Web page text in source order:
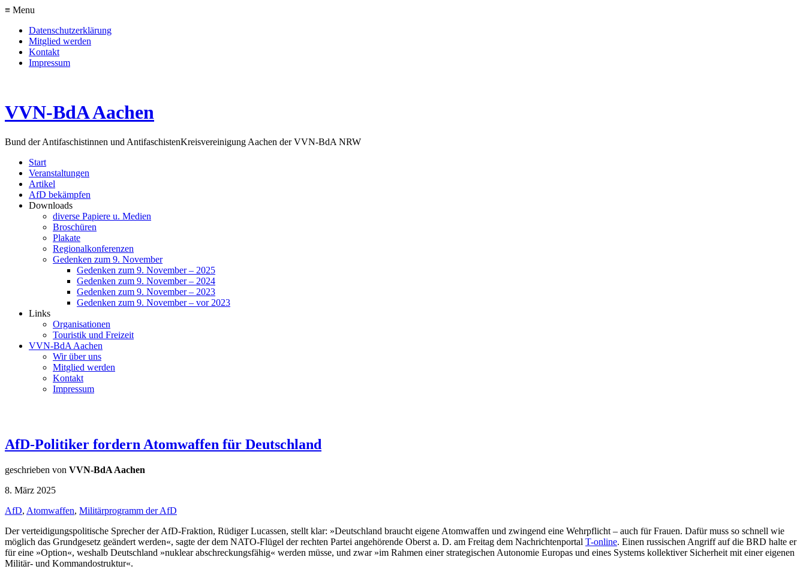
≡ Menu
Datenschutzerklärung
Mitglied werden
Kontakt
Impressum
VVN-BdA Aachen
Bund der Antifaschistinnen und AntifaschistenKreisvereinigung Aachen der VVN-BdA NRW
Start
Veranstaltungen
Artikel
AfD bekämpfen
Downloads
diverse Papiere u. Medien
Broschüren
Plakate
Regionalkonferenzen
Gedenken zum 9. November
Gedenken zum 9. November – 2025
Gedenken zum 9. November – 2024
Gedenken zum 9. November – 2023
Gedenken zum 9. November – vor 2023
Links
Organisationen
Touristik und Freizeit
VVN-BdA Aachen
Wir über uns
Mitglied werden
Kontakt
Impressum
AfD-Politiker fordern Atomwaffen für Deutschland
geschrieben von VVN-BdA Aachen
8. März 2025
AfD, Atomwaffen, Militärprogramm der AfD
Der verteidigungspolitische Sprecher der AfD-Fraktion, Rüdiger Lucassen, stellt klar: »Deutschland braucht eigene Atomwaffen und zwingend eine Wehrpflicht – auch für Frauen. Dafür muss so schnell wie
möglich das Grundgesetz geändert werden«, sagte der dem NATO-Flügel der rechten Partei angehörende Oberst a. D. am Freitag dem Nachrichtenportal T-online. Einen russischen Angriff auf die BRD halte er
für eine »Option«, weshalb Deutschland »nuklear abschreckungsfähig« werden müsse, und zwar »im Rahmen einer strategischen Autonomie Europas und eines Systems kollektiver Sicherheit mit einer eigenen
Militär- und Kommandostruktur«.